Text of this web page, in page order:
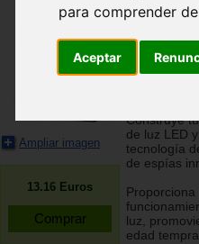
para comprender
Aceptar
Ampliar imagen
13.16 Euros
Ciencia
visión
Construye
de luz LED
tecnología
de espías
luz,
edad